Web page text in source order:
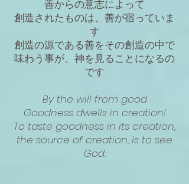
善からの意志によって
創造されたものは、善が宿っていま
す
創造の源である善をその創造の中で
味わう事が、神を見ることになるの
です
By the will from good
Goodness dwells in creation!
To taste goodness in its creation,
the source of creation, is to see
God.